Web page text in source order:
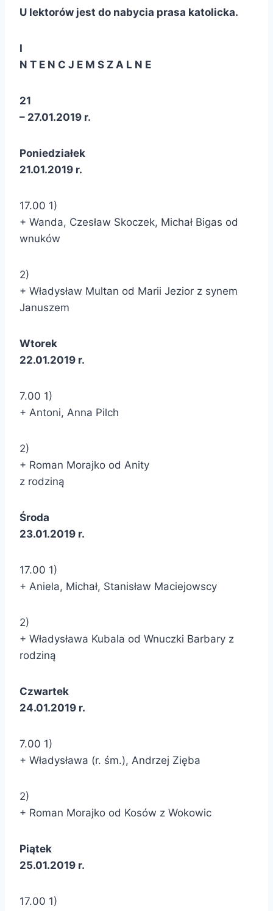
U lektorów jest do nabycia prasa katolicka.
I
N T E N C J E M S Z A L N E
21
– 27.01.2019 r.
Poniedziałek
21.01.2019 r.
17.00 1)
+ Wanda, Czesław Skoczek, Michał Bigas od
wnuków
2)
+ Władysław Multan od Marii Jezior z synem
Januszem
Wtorek
22.01.2019 r.
7.00 1)
+ Antoni, Anna Pilch
2)
+ Roman Morajko od Anity
z rodziną
Środa
23.01.2019 r.
17.00 1)
+ Aniela, Michał, Stanisław Maciejowscy
2)
+ Władysława Kubala od Wnuczki Barbary z
rodziną
Czwartek
24.01.2019 r.
7.00 1)
+ Władysława (r. śm.), Andrzej Zięba
2)
+ Roman Morajko od Kosów z Wokowic
Piątek
25.01.2019 r.
17.00 1)